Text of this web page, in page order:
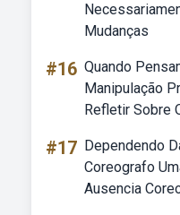
Mudanças
#16 Quando
Manipulação
Refletir Sobre
#17 Dependendo
Coreografo
Ausencia